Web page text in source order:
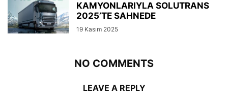
KAMYONLARIYLA SOLUTRANS
2025’TE SAHNEDE
19 Kasım 2025
NO COMMENTS
LEAVE A REPLY